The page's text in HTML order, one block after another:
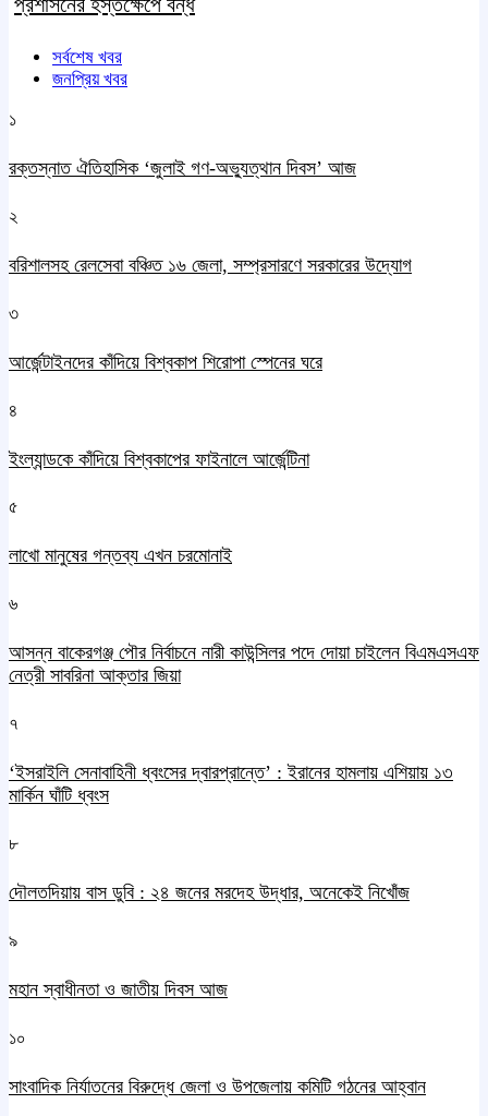
সর্বশেষ খবর
জনপ্রিয় খবর
১
রক্তস্নাত ঐতিহাসিক ‌‘জুলাই গণ-অভ্যুত্থান দিবস’ আজ
২
বরিশালসহ রেলসেবা বঞ্চিত ১৬ জেলা, সম্প্রসারণে সরকারের উদ্যোগ
৩
আর্জেন্টাইনদের কাঁদিয়ে বিশ্বকাপ শিরোপা স্পেনের ঘরে
৪
ইংল্যান্ডকে কাঁদিয়ে বিশ্বকাপের ফাইনালে আর্জেন্টিনা
৫
লাখো মানুষের গন্তব্য এখন চরমোনাই
৬
আসন্ন বাকেরগঞ্জ পৌর নির্বাচনে নারী কাউন্সিলর পদে দোয়া চাইলেন বিএমএসএফ
নেত্রী সাবরিনা আক্তার জিয়া
৭
‘ইসরাইলি সেনাবাহিনী ধ্বংসের দ্বারপ্রান্তে’ : ইরানের হামলায় এশিয়ায় ১৩
মার্কিন ঘাঁটি ধ্বংস
৮
দৌলতদিয়ায় বাস ডুবি : ২৪ জনের মরদেহ উদ্ধার, অনেকেই নিখোঁজ
৯
মহান স্বাধীনতা ও জাতীয় দিবস আজ
১০
সাংবাদিক নির্যাতনের বিরুদ্ধে জেলা ও উপজেলায় কমিটি গঠনের আহ্বান